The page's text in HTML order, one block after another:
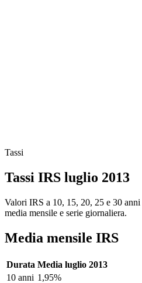
Tassi
Tassi IRS luglio 2013
Valori IRS a 10, 15, 20, 25 e 30
media mensile e serie giornaliera.
Media mensile IRS
Durata Media luglio 2013
10 anni 1,95%